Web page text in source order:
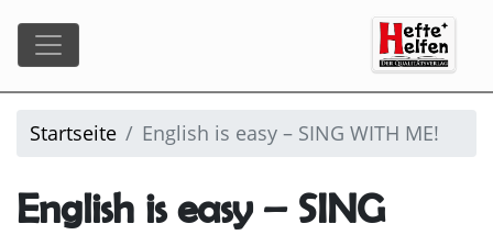
Startseite English is easy – SING WITH ME!
English is easy – SING